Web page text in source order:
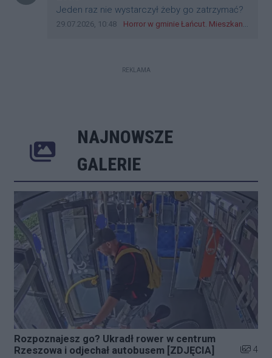
Treść komentarza:
Jeden raz nie wystarczył żeby go zatrzymać?
Data dodania komentarza:
29.07.2026, 10:48 Źródło komentarza:
Horror w gminie Łańcut. Mieszkaniec Rzeszowa terroryzował rodzinę nożem i zaatakował policjantów! [VIDEO]
REKLAMA
NAJNOWSZE
GALERIE
Rozpoznajesz go? Ukradł rower w centrum
Rzeszowa i odjechał autobusem [ZDJĘCIA]
Liczba
4